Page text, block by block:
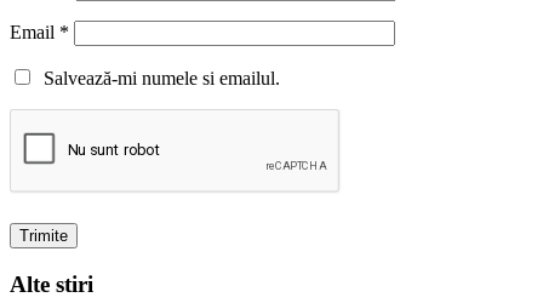
Email *
Salvează-mi numele si emailul.
Alte stiri